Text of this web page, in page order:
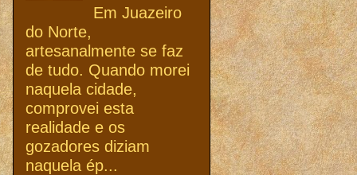
Em Juazeiro
do Norte,
artesanalmente se faz
de tudo. Quando morei
naquela cidade,
comprovei esta
realidade e os
gozadores diziam
naquela ép...